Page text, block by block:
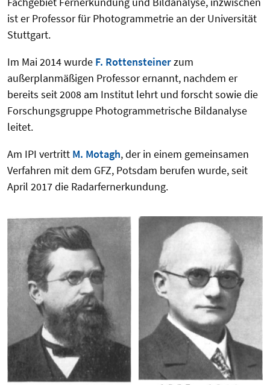
ist er Professor für Photogrammetrie an der Universität
Stuttgart.
Im Mai 2014 wurde F. Rottensteinerzum
außerplanmäßigen Professor ernannt, nachdem er
bereits seit 2008 am Institut lehrt und forscht sowie die
Forschungsgruppe Photogrammetrische Bildanalyse
leitet.
Am IPI vertritt M. Motagh, der in einem gemeinsamen
Verfahren mit dem GFZ, Potsdam berufen wurde, seit
April 2017 die Radarfernerkundung.